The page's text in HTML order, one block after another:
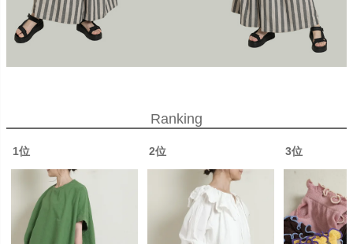
Ranking
1位 2位 3位